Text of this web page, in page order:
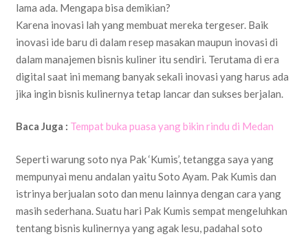
lama ada. Mengapa bisa demikian?
Karena inovasi lah yang membuat mereka tergeser. Baik
inovasi ide baru di dalam resep masakan maupun inovasi di
dalam manajemen bisnis kuliner itu sendiri. Terutama di era
digital saat ini memang banyak sekali inovasi yang harus ada
jika ingin bisnis kulinernya tetap lancar dan sukses berjalan.
Baca Juga : Tempat buka puasa yang bikin rindu di Medan
Seperti warung soto nya Pak ‘Kumis’, tetangga saya yang
mempunyai menu andalan yaitu Soto Ayam. Pak Kumis dan
istrinya berjualan soto dan menu lainnya dengan cara yang
masih sederhana. Suatu hari Pak Kumis sempat mengeluhkan
tentang bisnis kulinernya yang agak lesu, padahal soto